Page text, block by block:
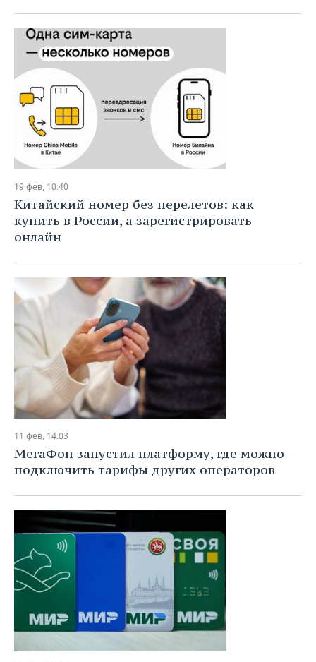
19 фев, 10:40
Китайский номер без перелетов: как
купить в России, а зарегистрировать
онлайн
11 фев, 14:03
МегаФон запустил платформу, где можно
подключить тарифы других операторов